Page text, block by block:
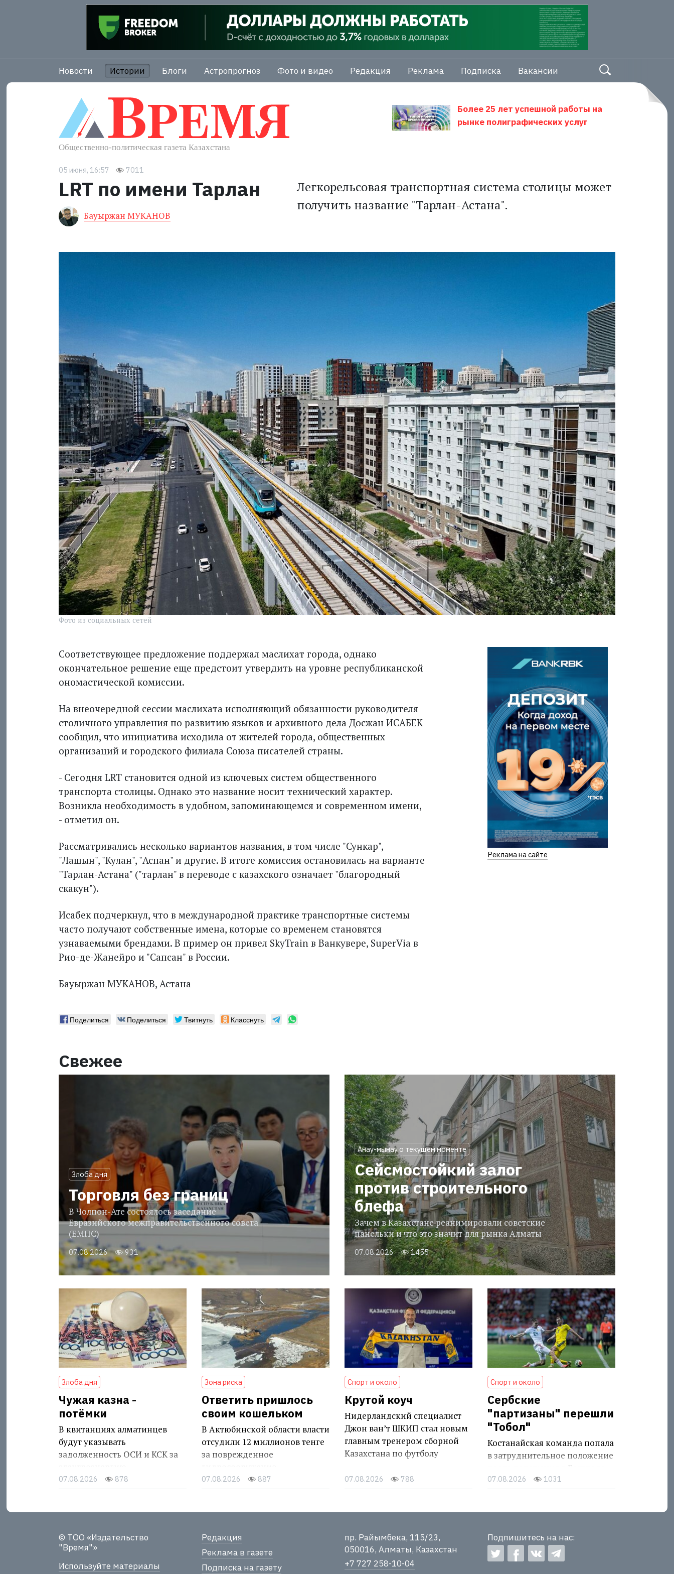
Новости Истории Блоги Астропрогноз Фото и видео Редакция Реклама Подписка Вакансии
Более 25 лет успешной работы на
рынке полиграфических услуг
05 июня, 16:57 7011
LRT по имени Тарлан
Бауыржан МУКАНОВ
Легкорельсовая транспортная система столицы может
получить название "Тарлан-Астана".
Фото из социальных сетей
Соответствующее предложение поддержал маслихат города, однако
окончательное решение еще предстоит утвердить на уровне республиканской
ономастической комиссии.
На внеочередной сессии маслихата исполняющий обязанности руководителя
столичного управления по развитию языков и архивного дела Досжан ИСАБЕК
сообщил, что инициатива исходила от жителей города, общественных
организаций и городского филиала Союза писателей страны.
- Сегодня LRT становится одной из ключевых систем общественного
транспорта столицы. Однако это название носит технический характер.
Возникла необходимость в удобном, запоминающемся и современном имени,
- отметил он.
Рассматривались несколько вариантов названия, в том числе "Сункар",
"Лашын", "Кулан", "Аспан" и другие. В итоге комиссия остановилась на варианте
"Тарлан-Астана" ("тарлан" в переводе с казахского означает "благородный
скакун").
Исабек подчеркнул, что в международной практике транспортные системы
часто получают собственные имена, которые со временем становятся
узнаваемыми брендами. В пример он привел SkyTrain в Ванкувере, SuperVia в
Рио-де-Жанейро и "Сапсан" в России.
Бауыржан МУКАНОВ, Астана
Поделиться Поделиться Твитнуть Класснуть
Реклама на сайте
Свежее
Злоба дня
Торговля без границ
В Чолпон-Ате состоялось заседание
Евразийского межправительственного совета
(ЕМПС)
07.08.2026 931
Анау-мынау о текущем моменте
Сейсмостойкий залог
против строительного
блефа
Зачем в Казахстане реанимировали советские
панельки и что это значит для рынка Алматы
07.08.2026 1455
Злоба дня
Чужая казна -
потёмки
В квитанциях алматинцев
будут указывать
задолженность ОСИ и КСК за
07.08.2026 878
Зона риска
Ответить пришлось
своим кошельком
В Актюбинской области власти
отсудили 12 миллионов тенге
за поврежденное
07.08.2026 887
Спорт и около
Крутой коуч
Нидерландский специалист
Джон ван’т ШКИП стал новым
главным тренером сборной
Казахстана по футболу
07.08.2026 788
Спорт и около
Сербские
"партизаны" перешли
"Тобол"
Костанайская команда попала
в затруднительное положение
после поражения в Белграде
07.08.2026 1031
© ТОО «Издательство
"Время"»
Используйте материалы
Редакция
Реклама в газете
Подписка на газету
пр. Райымбека, 115/23,
050016, Алматы, Казахстан
+7 727 258-10-04
Подпишитесь на нас: